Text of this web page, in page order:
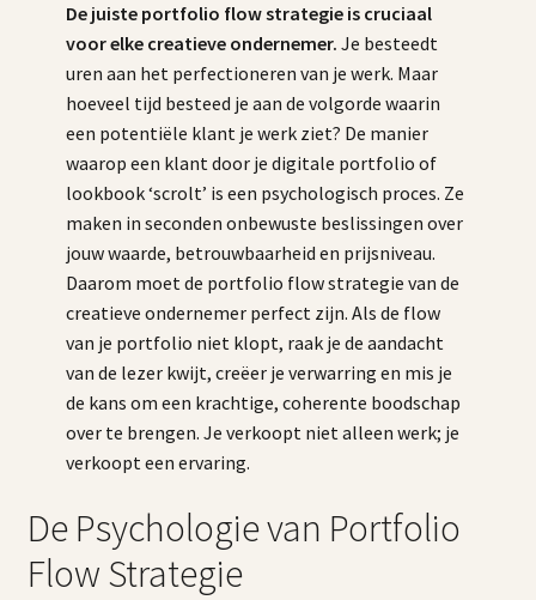
De juiste portfolio flow strategie is cruciaal
voor elke creatieve ondernemer. Je besteedt
uren aan het perfectioneren van je werk. Maar
hoeveel tijd besteed je aan de volgorde waarin
een potentiële klant je werk ziet? De manier
waarop een klant door je digitale portfolio of
lookbook ‘scrolt’ is een psychologisch proces. Ze
maken in seconden onbewuste beslissingen over
jouw waarde, betrouwbaarheid en prijsniveau.
Daarom moet de portfolio flow strategie van de
creatieve ondernemer perfect zijn. Als de flow
van je portfolio niet klopt, raak je de aandacht
van de lezer kwijt, creëer je verwarring en mis je
de kans om een krachtige, coherente boodschap
over te brengen. Je verkoopt niet alleen werk; je
verkoopt een ervaring.
De Psychologie van Portfolio
Flow Strategie